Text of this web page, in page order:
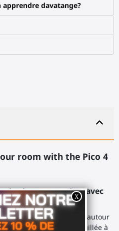
apprendre davatange?
room with the Pico 4
du chaos engendrez avec
prise avec vos mains autour
manette Pico 4 verrouillée à